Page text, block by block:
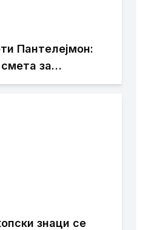
Пантелејмон:
за
и патниците
знаци се